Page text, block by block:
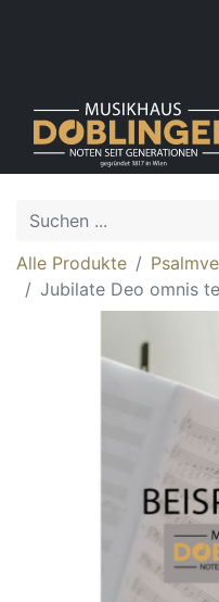
Alle Produkte
Jubilate Deo omnis